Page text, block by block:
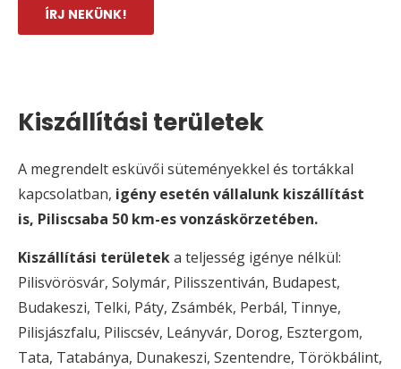
ÍRJ NEKÜNK!
Kiszállítási területek
A megrendelt esküvői süteményekkel és tortákkal
kapcsolatban, igény esetén vállalunk kiszállítást
is, Piliscsaba 50 km-es vonzáskörzetében.
Kiszállítási területeka teljesség igénye nélkül:
Pilisvörösvár, Solymár, Pilisszentiván, Budapest,
Budakeszi, Telki, Páty, Zsámbék, Perbál, Tinnye,
Pilisjászfalu, Piliscsév, Leányvár, Dorog, Esztergom,
Tata, Tatabánya, Dunakeszi, Szentendre, Törökbálint,